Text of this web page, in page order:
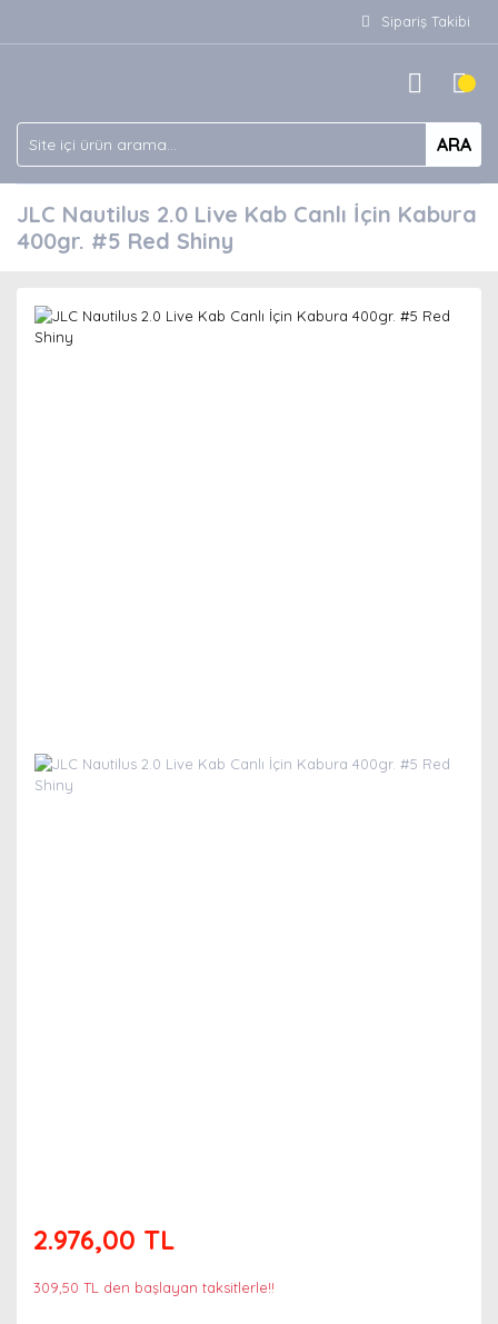
Sipariş Takibi
ARA
JLC Nautilus 2.0 Live Kab Canlı İçin Kabura
400gr. #5 Red Shiny
2.976,00 TL
309,50 TL den başlayan taksitlerle!!